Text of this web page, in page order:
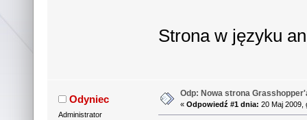
Strona w języku
Odyniec
Administrator
Odp: Nowa strona
«Odpowiedź #1 dnia: 20 Maj 2009,